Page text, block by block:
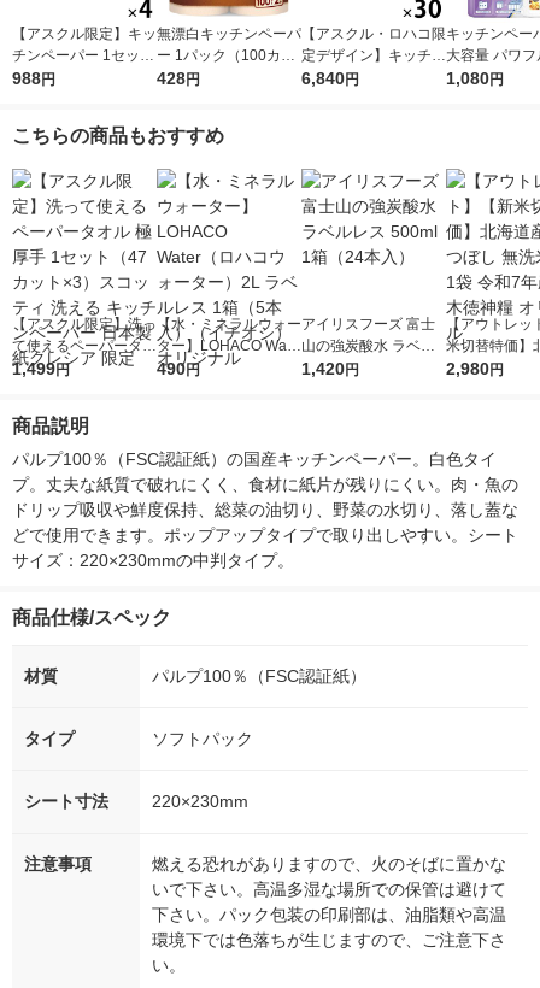
【アスクル限定】キッ
チンペーパー 1セット
（200組×4）スコッテ
タオル 日本製紙クレ
988円
無漂白キッチンペーパ
ー 1パック（100カッ
ト×2ロール）超吸収
428円
【アスクル・ロハコ限
定デザイン】キッチン
ペーパー スコッティ
6,840円
キッチンペー
大容量 パワ
巻 キッチン
1,080円
こちらの商品もおすすめ
【アスクル限定】洗っ
て使えるペーパータオ
ル 極厚手 1セット（4
ーパー 日本製紙クレ
シア 限定
1,499円
【水・ミネラルウォー
ター】LOHACO Wate
r（ロハコウォータ
490円
アイリスフーズ 富士
山の強炭酸水 ラベル
レス 500ml 1箱（24
1,420円
【アウトレッ
米切替特価】
ななつぼし 無
2,980円
商品説明
パルプ100％（FSC認証紙）の国産キッチンペーパー。白色タイ
プ。丈夫な紙質で破れにくく、食材に紙片が残りにくい。肉・魚の
ドリップ吸収や鮮度保持、総菜の油切り、野菜の水切り、落し蓋な
どで使用できます。ポップアップタイプで取り出しやすい。シート
サイズ：220×230mmの中判タイプ。
商品仕様/スペック
材質 パルプ100％（FSC認証紙）
タイプ ソフトパック
シート寸法 220×230mm
注意事項
燃える恐れがありますので、火のそばに置かな
いで下さい。高温多湿な場所での保管は避けて
下さい。パック包装の印刷部は、油脂類や高温
環境下では色落ちが生じますので、ご注意下さ
い。